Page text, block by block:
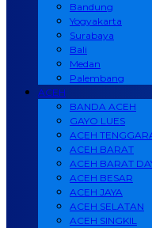
Bandung
Yogyakarta
Surabaya
Bali
Medan
Palembang
ACEH
BANDA ACEH
GAYO LUES
ACEH
ACEH BARAT
ACEH BARAT
ACEH BESAR
ACEH JAYA
ACEH SELATAN
ACEH SINGKIL